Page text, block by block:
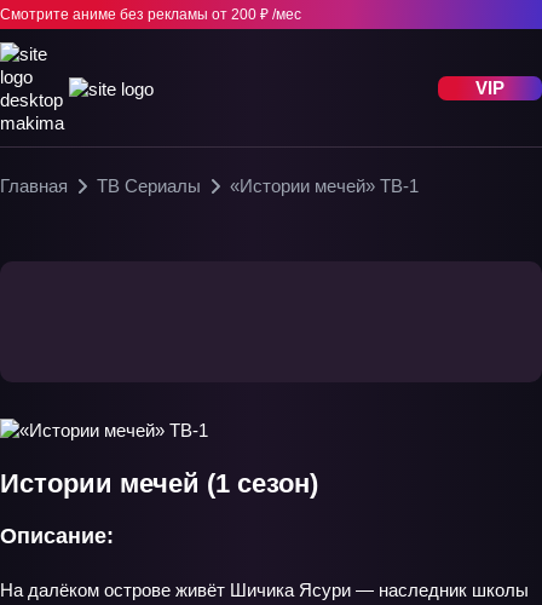
Смотрите аниме без рекламы от 200 ₽ /мес
VIP
Главная ТВ Сериалы «Истории мечей» ТВ-1
Истории мечей (1 сезон)
Описание:
На далёком острове живёт Шичика Ясури — наследник школы